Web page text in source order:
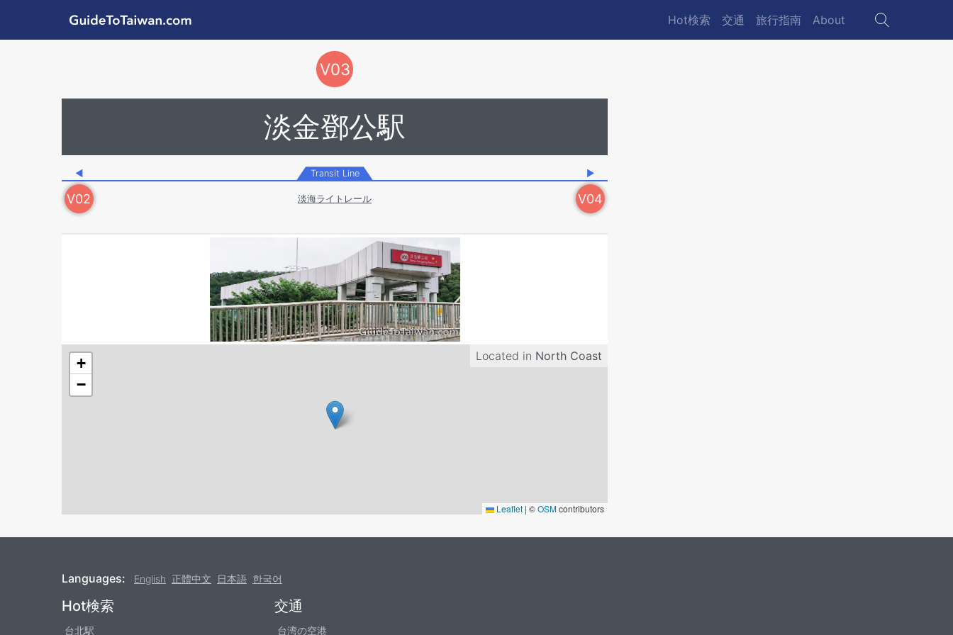
GuideToTaiwan.com
Main
Hot検索 交通 旅行指南 About
V03
淡金鄧公駅
◀ Transit Line ▶
V02 淡海ライトレール V04
Located in North Coast
+
−
Leaflet | ©OSMcontributors
Languages: English 正體中文 日本語 한국어
Footer
Hot検索
台北駅
交通
台湾の空港